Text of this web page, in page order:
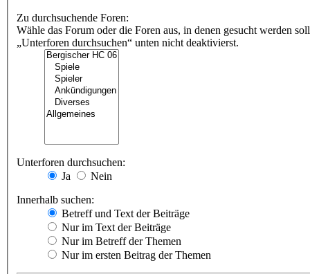
Zu durchsuchende Foren:
Wähle das Forum oder die Foren aus, in denen gesucht werden
„Unterforen durchsuchen“ unten nicht deaktivierst.
Unterforen durchsuchen:
Ja
Nein
Innerhalb suchen:
Betreff und Text der Beiträge
Nur im Text der Beiträge
Nur im Betreff der Themen
Nur im ersten Beitrag der Themen